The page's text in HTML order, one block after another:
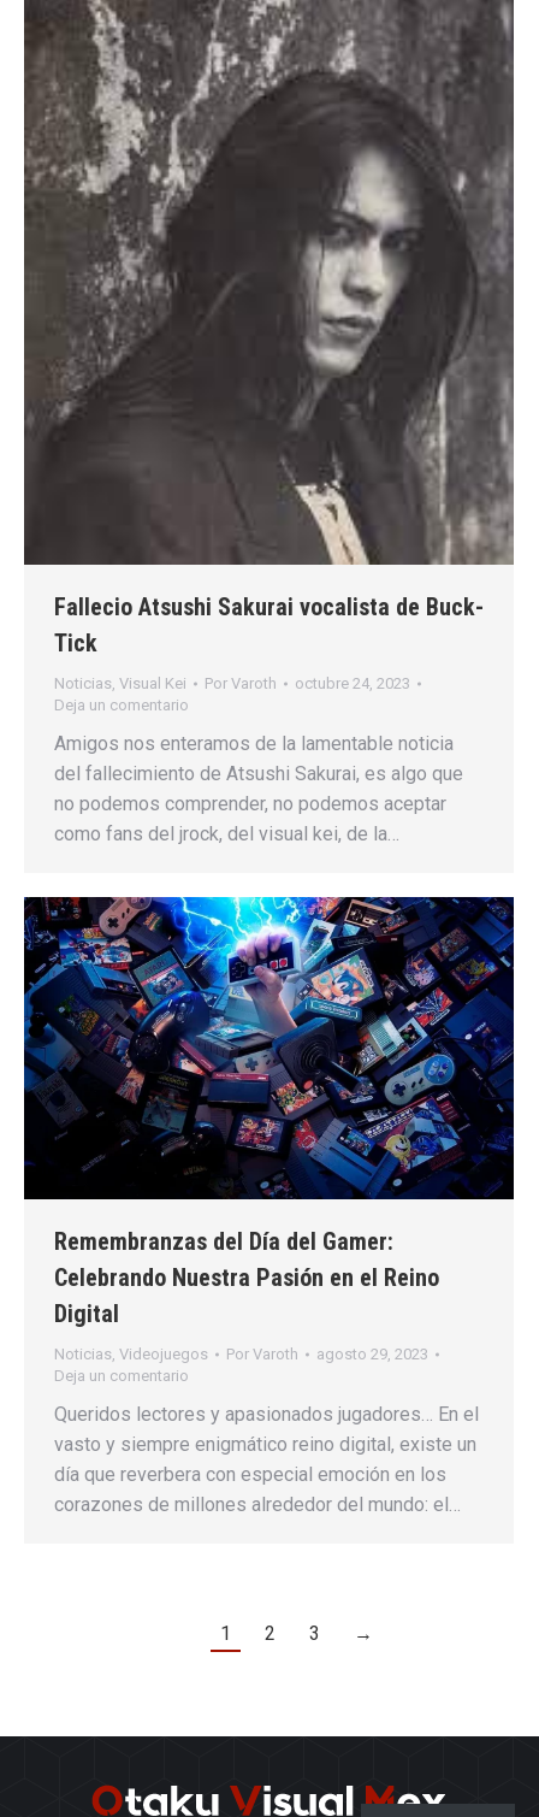
Fallecio Atsushi Sakurai vocalista de Buck-
Tick
Noticias Visual Kei Por Varoth
octubre 24, 2023
Deja un comentario
Amigos nos enteramos de la lamentable noticia
del fallecimiento de Atsushi Sakurai, es algo que
no podemos comprender, no podemos aceptar
como fans del jrock, del visual kei, de la…
Remembranzas del Día del Gamer:
Celebrando Nuestra Pasión en el Reino
Digital
Noticias, Videojuegos Por Varoth
agosto 29, 2023
Deja un comentario
Queridos lectores y apasionados jugadores… En el
vasto y siempre enigmático reino digital, existe un
día que reverbera con especial emoción en los
corazones de millones alrededor del mundo: el…
1 2 3 →